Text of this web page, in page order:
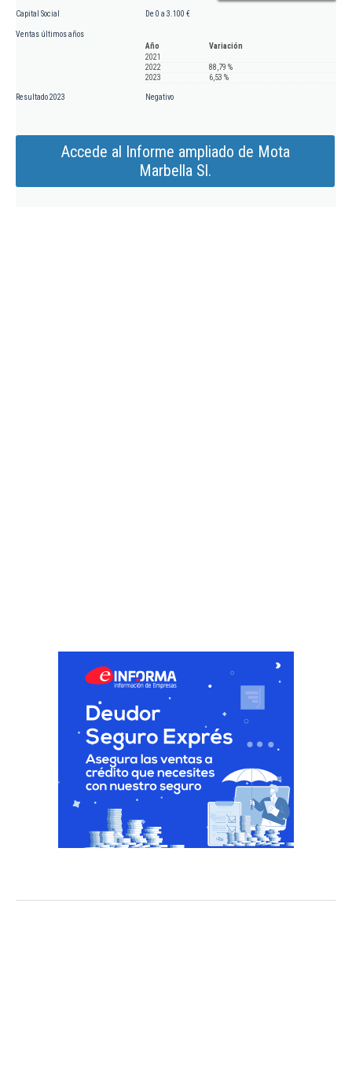
Capital Social De 0 a 3.100 €
Ventas últimos años
Año
Variación
2021
2022
88,79 %
2023
6,53 %
Resultado 2023 Negativo
Accede al Informe ampliado de Mota
Marbella Sl.